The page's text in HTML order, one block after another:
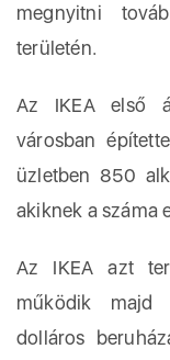
megnyitni
területén.
Az IKEA első
városban
üzletben 850
akiknek a száma
Az IKEA azt
működik majd
dolláros